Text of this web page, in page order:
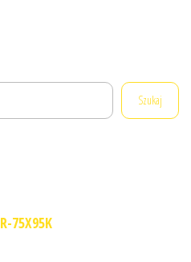
Szukaj
75X95K